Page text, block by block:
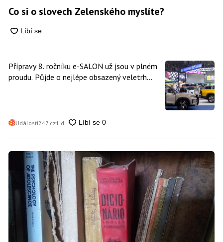
Co si o slovech Zelenského myslíte?
Přípravy 8. ročníku e-SALON už jsou v plném
proudu. Půjde o nejlépe obsazený veletrh
Události247.cz1 d